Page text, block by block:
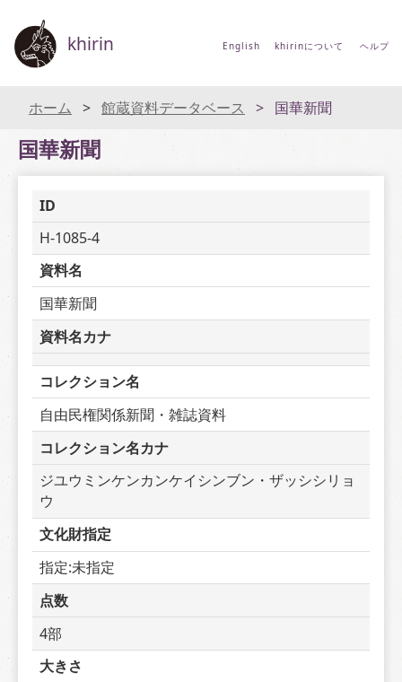
khirin English khirinについて ヘルプ
ホーム 館蔵資料データベース 国華新聞
国華新聞
ID
H-1085-4
資料名
国華新聞
資料名カナ
コレクション名
自由民権関係新聞・雑誌資料
コレクション名カナ
ジユウミンケンカンケイシンブン・ザッシシリョ
ウ
文化財指定
指定:未指定
点数
4部
大きさ